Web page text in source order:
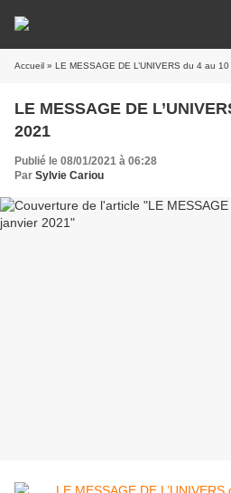
Accueil » LE MESSAGE DE L’UNIVERS du 4 au
LE MESSAGE DE
2021
Publié le 08/01/2021 à 06:28
Par Sylvie Cariou